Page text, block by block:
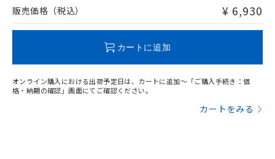
問い合わせください。
販売価格（税込） ¥ 6,930
カートに追加
オンライン購入における出荷予定日は、カートに追加～「ご購入手続き：価
格・納期の確認」画面にてご確認ください。
カートをみる